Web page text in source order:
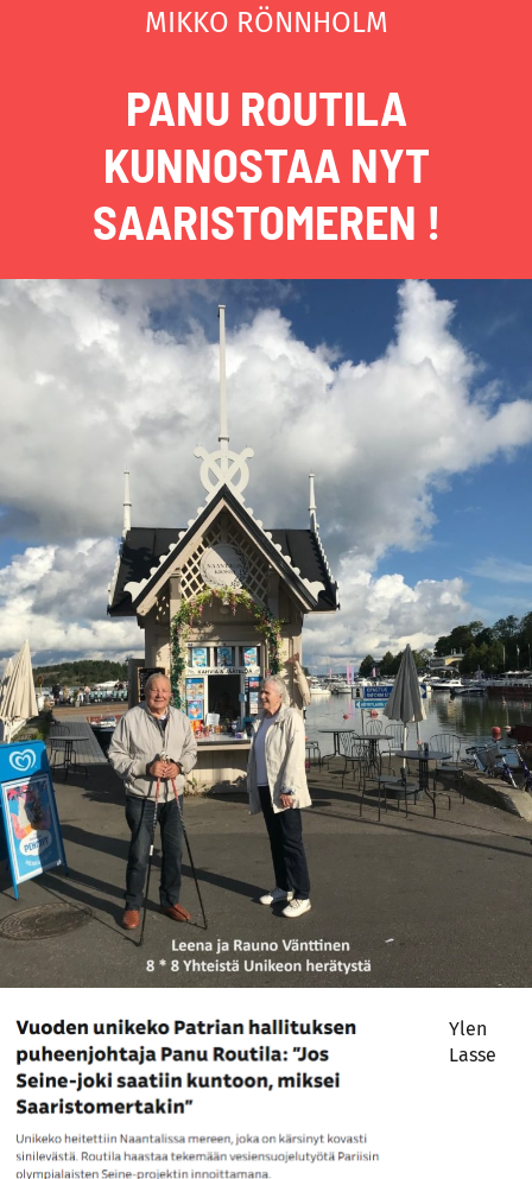
MIKKO RÖNNHOLM
PANU ROUTILA
KUNNOSTAA NYT
SAARISTOMEREN !
Ylen
Lasse